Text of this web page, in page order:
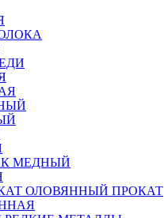
МЕДНЫЙ
ОЛОВЯННЫЙ ПРОКАТ